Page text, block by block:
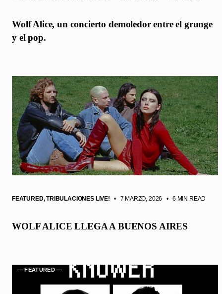
Wolf Alice, un concierto demoledor entre el grunge
y el pop.
FEATURED,TRIBULACIONES LIVE! • 7 MARZO, 2026 • 6 MIN READ
WOLF ALICE LLEGA A BUENOS AIRES
— FEATURED —